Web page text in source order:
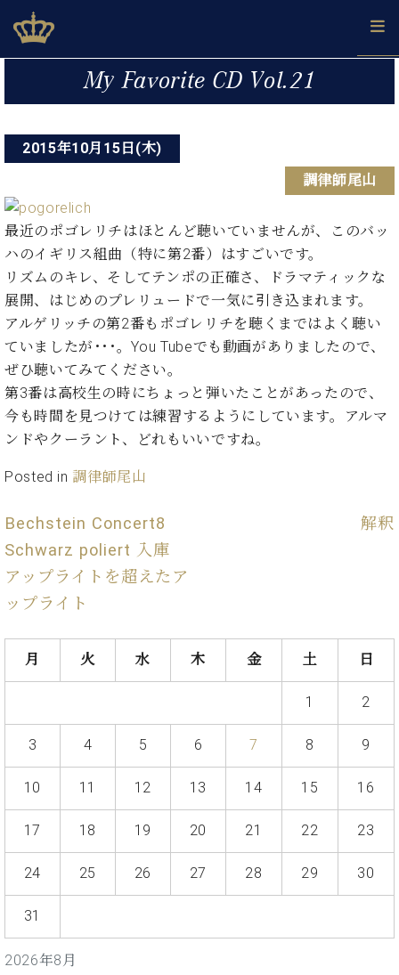
to
content
ベヒシュタインジャパン公式サイト
BECHSTEIN JAPAN Official Site
ベ
ヒ
イ
ン
コ
ン
サ
ト /
C.
ベ
ヒ
シ
タ
レ
ジ
デ
C.
ン
ー
/
C.
示
ピ
ア
ノ
技
術
ベ
シ
ュ
イ
ン
ラ
ン
ド
ピ
ア
を
作
る
と
音
色
タ
ッ
イ
ン・
ジ
ャ
ン
取
み
ベ
ヒ
シ
タ
の
秘
密
ド
ツ
の
器
ベ
ュ
タ
イ
ン
ブ
ラ
ド
リ
ー
楽
ン
の
音
色
ベ
ー
ス・
ベ
ト
メ
マ
ガ
員
登
案
内
各
店
舗
か
の
せ
(入
情
報
ー
(お
知
せ・
デ
情
ィ
ー
ラ
ー・
取
ベ
シ
ュ
イ
ン
演
奏
し
た
い！
び
た
い！
録
し
い！
い
う
は、
舗
で
オンライン試弾
メルマガ登録
趣
か
企
情
報
採
用
情
報
ベ
ヒ
ュ
タ
イ
ン・
ロ
ベ
ヒ
ュ
タ
イ
My Favorite CD Vol.21
2015年10月15日(木)
調律師尾山
最近のポゴレリチはほとんど聴いていませんが、このバッ
ハのイギリス組曲（特に第2番）はすごいです。
リズムのキレ、そしてテンポの正確さ、ドラマティックな
展開、はじめのプレリュードで一気に引き込まれます。
アルゲリッチの第2番もポゴレリチを聴くまではよく聴い
ていましたが･･･。You Tubeでも動画がありましたので、
ぜひ聴いてみてください。
第3番は高校生の時にちょっと弾いたことがあったので、
今も時間を見つけては練習するようにしています。アルマ
ンドやクーラント、どれもいいですね。
Posted in 調律師尾山
稿
ナ
ビ
ー
シ
ョ
ン
Bechstein Concert8
Schwarz poliert 入庫
アップライトを超えたア
ップライト
解釈
2026年8月
月 火 水 木 金 土 日
1 2
3 4 5 6 7 8 9
10 11 12 13 14 15 16
17 18 19 20 21 22 23
24 25 26 27 28 29 30
31